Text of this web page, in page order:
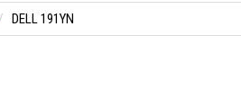
DELL 191YN